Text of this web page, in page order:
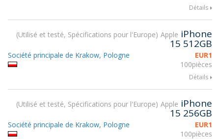
Détails
Utilisé et testé, Spécifications pour l'Europe Apple iPhone
15 512GB
EUR1
100pièces
Société principale de Krakow, Pologne
Détails
Utilisé et testé, Spécifications pour l'Europe Apple iPhone
15 256GB
EUR1
100pièces
Société principale de Krakow, Pologne